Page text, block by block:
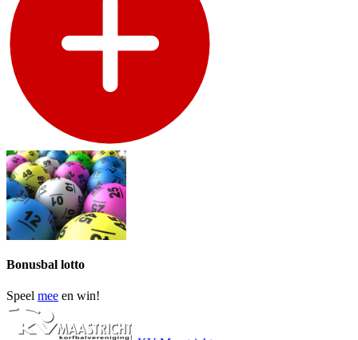
Bonusbal lotto
Speel mee en win!